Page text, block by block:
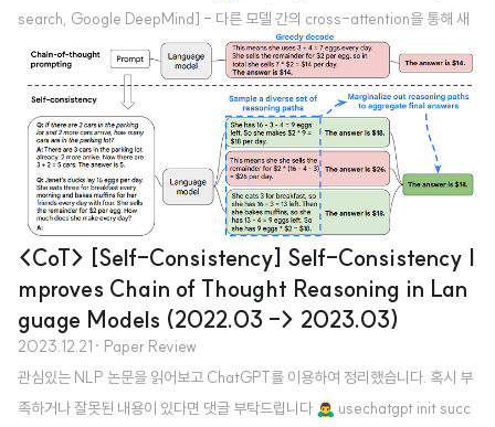
search, Google DeepMind] - 다른 모델 간의 cross-attention을 통해 새
로운 capabilities를 획득하게 하는 기법, CALM - Composition to Augm
ent Language Models - 기존 LLM은 're-using'하면서 새로운 few additi
onal parameters와 data를 사용 - 다양한 도메인과 환경에 적용 가능하다는
특징(장점)을 보유 1. Introduction LLM은 여러 태스크 중에서도 이전과 달리
commonsense 또는 factual reas..
<CoT> [Self-Consistency] Self-Consistency I
mproves Chain of Thought Reasoning in Lan
guage Models (2022.03 -> 2023.03)
2023.12.21 · Paper Review
관심있는 NLP 논문을 읽어보고 ChatGPT를 이용하여 정리했습니다. 혹시 부
족하거나 잘못된 내용이 있다면 댓글 부탁드립니다 🙇‍♂️ usechatgpt init succ